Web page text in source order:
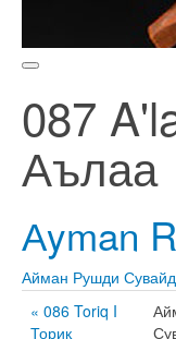
087
Аълаа
Аyman
Айман Рушди Сувайд
« 086 Toriq I
Ториқ